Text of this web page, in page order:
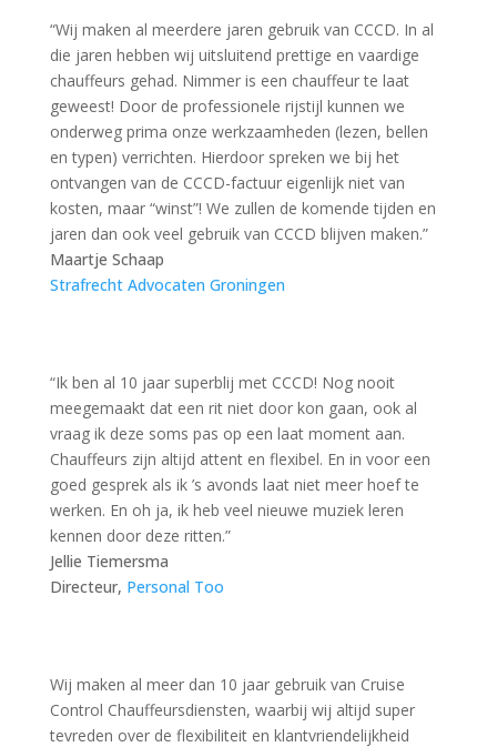
“Wij maken al meerdere jaren gebruik van CCCD. In al
die jaren hebben wij uitsluitend prettige en vaardige
chauffeurs gehad. Nimmer is een chauffeur te laat
geweest! Door de professionele rijstijl kunnen we
onderweg prima onze werkzaamheden (lezen, bellen
en typen) verrichten. Hierdoor spreken we bij het
ontvangen van de CCCD-factuur eigenlijk niet van
kosten, maar “winst”! We zullen de komende tijden en
jaren dan ook veel gebruik van CCCD blijven maken.”
Maartje Schaap
Strafrecht Advocaten Groningen
“Ik ben al 10 jaar superblij met CCCD! Nog nooit
meegemaakt dat een rit niet door kon gaan, ook al
vraag ik deze soms pas op een laat moment aan.
Chauffeurs zijn altijd attent en flexibel. En in voor een
goed gesprek als ik ’s avonds laat niet meer hoef te
werken. En oh ja, ik heb veel nieuwe muziek leren
kennen door deze ritten.”
Jellie Tiemersma
Directeur, Personal Too
Wij maken al meer dan 10 jaar gebruik van Cruise
Control Chauffeursdiensten, waarbij wij altijd super
tevreden over de flexibiliteit en klantvriendelijkheid